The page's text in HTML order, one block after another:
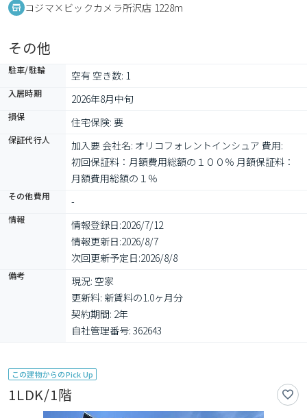
コジマ×ビックカメラ所沢店 1228m
その他
駐車/駐輪 空有 空き数: 1
入居時期 2026年8月中旬
損保 住宅保険: 要
保証代行人
加入要 会社名: オリコフォレントインシュア 費用:
初回保証料：月額費用総額の１００％ 月額保証料：
月額費用総額の１％
その他費用 -
情報 情報登録日:2026/7/12
情報更新日:2026/8/7
次回更新予定日:2026/8/8
備考
現況: 空家
更新料: 新賃料の1.0ヶ月分
契約期間: 2年
自社管理番号: 362643
この建物からのPick Up
1LDK/1階